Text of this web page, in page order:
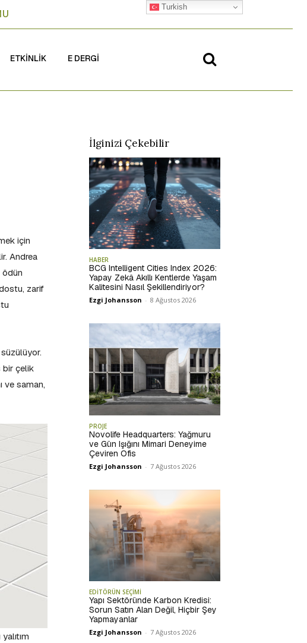
ETKİNLİK E DERGİ
için
Andrea
ödün
zarif
bir çelik
ve saman,
İlginizi Çekebilir
HABER
BCG Intelligent Cities Index 2026:
Yapay Zekâ Akıllı Kentlerde Yaşam
Kalitesini Nasıl Şekillendiriyor?
Ezgi Johansson - 8 Ağustos 2026
PROJE
Novolife Headquarters: Yağmuru
ve Gün Işığını Mimari Deneyime
Çeviren Ofis
Ezgi Johansson - 7 Ağustos 2026
EDİTÖRÜN SEÇİMİ
Yapı Sektöründe Karbon Kredisi:
Sorun Satın Alan Değil, Hiçbir Şey
Yapmayanlar
Ezgi Johansson - 7 Ağustos 2026
Turkish